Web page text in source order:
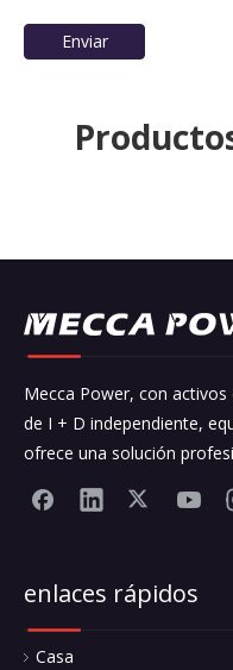
Enviar
Mecca Power, con
de I + D independiente,
ofrece una solución
enlaces rápidos
Casa